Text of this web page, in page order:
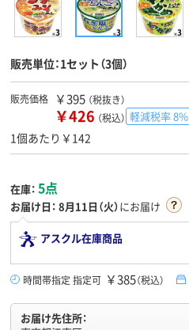
販売単位：1セット（3個）
販売価格 ￥395 （税抜き）
￥426 （税込） 軽減税率 8%
1個あたり￥142
在庫： 5点
お届け日： 8月11日（火）にお届け
アスクル在庫商品
時間帯指定 指定可 ￥385（税込）
お届け先住所：